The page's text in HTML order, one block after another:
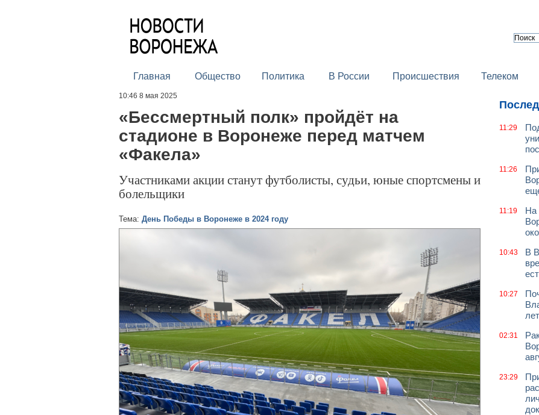
Главная Общество Политика В России Происшествия Телеком
10:46 8 мая 2025
«Бессмертный полк» пройдёт на
стадионе в Воронеже перед матчем
«Факела»
Участниками акции станут футболисты, судьи, юные спортсмены и
болельщики
Тема: День Победы в Воронеже в 2024 году
11:29
11:26
11:19
На
10:43
В
10:27
02:31
23:29